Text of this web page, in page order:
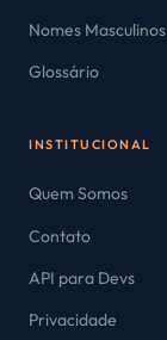
Nomes Masculinos
Glossário
INSTITUCIONAL
Quem Somos
Contato
API para Devs
Privacidade